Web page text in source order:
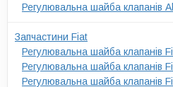
Регулювальна шайба клапанів
Запчастини Fiat
Регулювальна шайба клапанів
Регулювальна шайба клапанів
Регулювальна шайба клапанів